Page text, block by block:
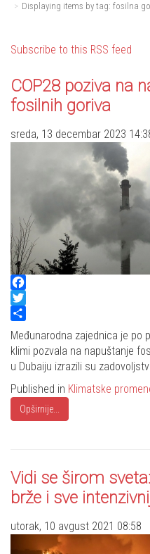
Displaying items by tag: fosilna
Subscribe to this RSS feed
COP28 poziva na
fosilnih goriva
sreda, 13 decembar 2023
Facebook
Twitter
Share
Međunarodna zajednica je po
klimi pozvala na napuštanje
u Dubaiju izrazili su
Published in Klimatske
Opširnije...
Vidi se širom
brže i sve
utorak, 10 avgust 2021 08:58